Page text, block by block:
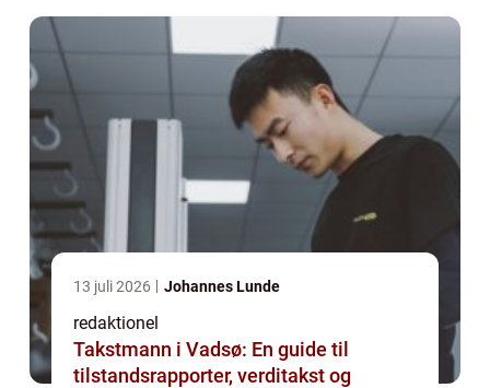
13 juli 2026 Johannes Lunde
redaktionel
Takstmann i Vadsø: En guide til
tilstandsrapporter, verditakst og